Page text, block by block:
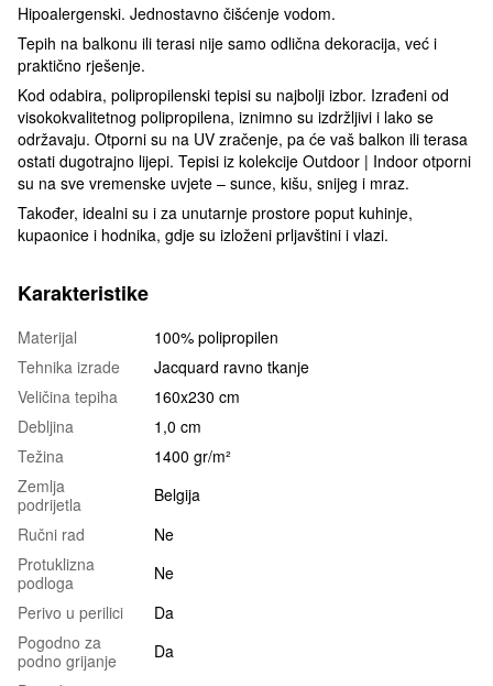
Hipoalergenski. Jednostavno čišćenje vodom.
Tepih na balkonu ili terasi nije samo odlična dekoracija, već i
praktično rješenje.
Kod odabira, polipropilenski tepisi su najbolji izbor. Izrađeni od
visokokvalitetnog polipropilena, iznimno su izdržljivi i lako se
održavaju. Otporni su na UV zračenje, pa će vaš balkon ili terasa
ostati dugotrajno lijepi. Tepisi iz kolekcije Outdoor | Indoor otporni
su na sve vremenske uvjete – sunce, kišu, snijeg i mraz.
Također, idealni su i za unutarnje prostore poput kuhinje,
kupaonice i hodnika, gdje su izloženi prljavštini i vlazi.
Karakteristike
Materijal
100% polipropilen
Tehnika izrade
Jacquard ravno tkanje
Veličina tepiha
160x230 cm
Debljina
1,0 cm
Težina
1400 gr/m²
Zemlja
podrijetla
Belgija
Ručni rad
Ne
Protuklizna
podloga
Ne
Perivo u perilici
Da
Pogodno za
podno grijanje
Da